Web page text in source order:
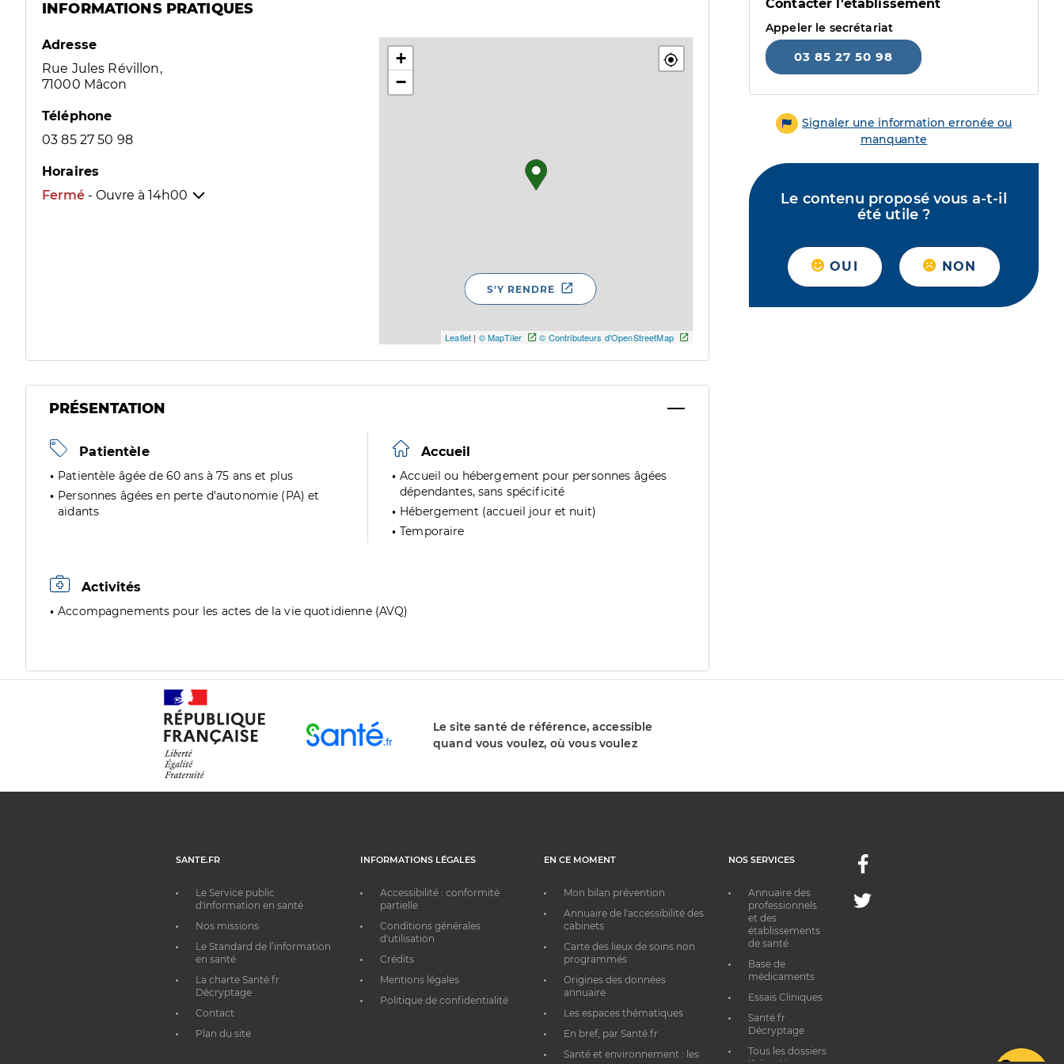
INFORMATIONS PRATIQUES
Adresse
Rue Jules Révillon,
71000 Mâcon
Téléphone
03 85 27 50 98
Horaires
Fermé - Ouvre à 14h00
+
−
Leaflet | © MapTiler © Contributeurs d'OpenStreetMap
S'Y RENDRE
PRÉSENTATION
Patientèle
Patientèle âgée de 60 ans à 75 ans et plus
Personnes âgées en perte d'autonomie (PA) et
aidants
Accueil
Accueil ou hébergement pour personnes âgées
dépendantes, sans spécificité
Hébergement (accueil jour et nuit)
Temporaire
Activités
Accompagnements pour les actes de la vie quotidienne (AVQ)
Contacter l'établissement
Appeler le secrétariat
03 85 27 50 98
Signaler une information erronée ou
manquante
Le contenu proposé vous a-t-il
été utile ?
OUI NON
Le site santé de référence, accessible
quand vous voulez, où vous voulez
SANTE.FR
Le Service public
d'information en santé
Nos missions
Le Standard de l’information
en santé
La charte Santé.fr
Décryptage
Contact
Plan du site
INFORMATIONS LÉGALES
Accessibilité : conformité
partielle
Conditions générales
d'utilisation
Crédits
Mentions légales
Politique de confidentialité
EN CE MOMENT
Mon bilan prévention
Annuaire de l'accessibilité des
cabinets
Carte des lieux de soins non
programmés
Origines des données
annuaire
Les espaces thématiques
En bref, par Santé.fr
Santé et environnement : les
NOS SERVICES
Annuaire des
professionnels
et des
établissements
de santé
Base de
médicaments
Essais Cliniques
Santé.fr
Décryptage
Tous les dossiers
Facebook
Twitter